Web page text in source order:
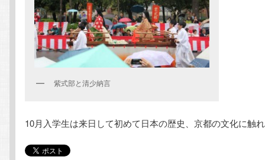
紫式部と清少納言
10月入学生は来日して初めて日本の歴史、京都の文化に触